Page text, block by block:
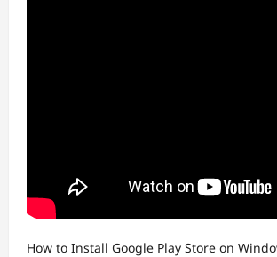
How to Install Google Play Store on